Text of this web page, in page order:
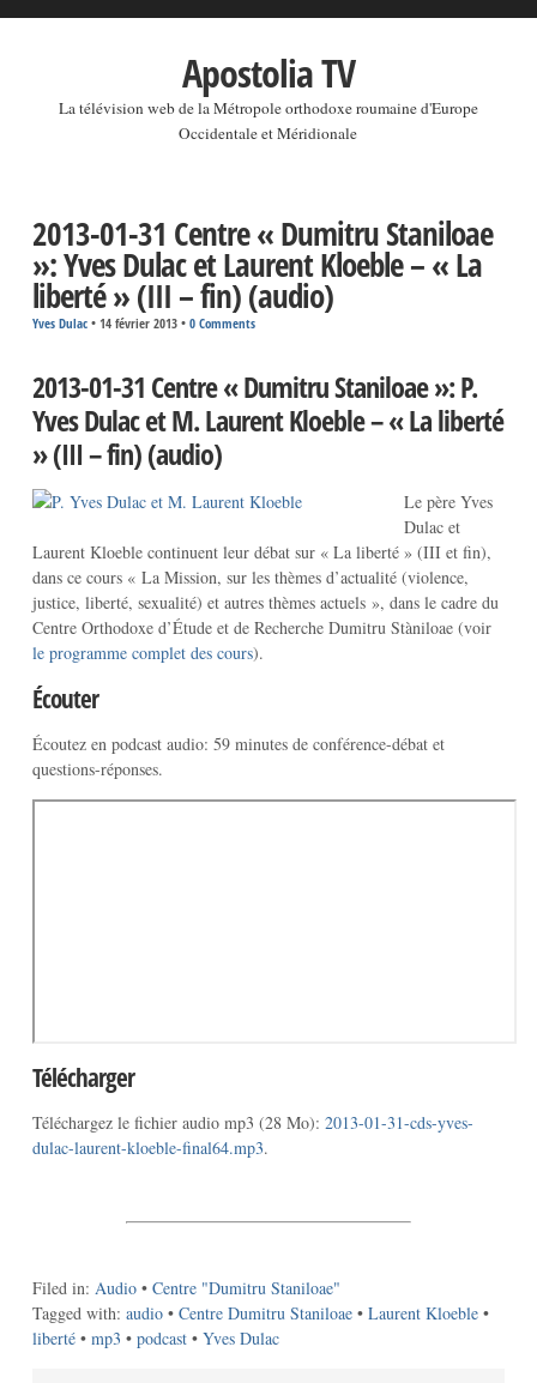
Apostolia TV
La télévision web de la Métropole orthodoxe roumaine d'Europe
Occidentale et Méridionale
2013-01-31 Centre « Dumitru Staniloae
»: Yves Dulac et Laurent Kloeble – « La
liberté » (III – fin) (audio)
Yves Dulac• 14 février 2013 • 0 Comments
2013-01-31 Centre « Dumitru Staniloae »: P.
Yves Dulac et M. Laurent Kloeble – « La liberté
» (III – fin) (audio)
Le père Yves
Dulac et
Laurent Kloeble continuent leur débat sur « La liberté » (III et fin),
dans ce cours « La Mission, sur les thèmes d’actualité (violence,
justice, liberté, sexualité) et autres thèmes actuels », dans le cadre du
Centre Orthodoxe d’Étude et de Recherche Dumitru Stàniloae (voir
le programme complet des cours).
Écouter
Écoutez en podcast audio: 59 minutes de conférence-débat et
questions-réponses.
Télécharger
Téléchargez le fichier audio mp3 (28 Mo): 2013-01-31-cds-yves-
dulac-laurent-kloeble-final64.mp3.
Filed in: Audio• Centre "Dumitru Staniloae"
Tagged with: audio• Centre Dumitru Staniloae• Laurent Kloeble•
liberté• mp3 • podcast• Yves Dulac